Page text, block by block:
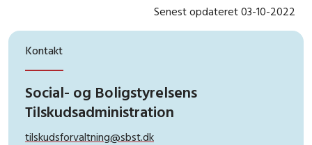
Senest opdateret 03-10-2022
Kontakt
Social- og Boligstyrelsens
Tilskudsadministration
tilskudsforvaltning@sbst.dk